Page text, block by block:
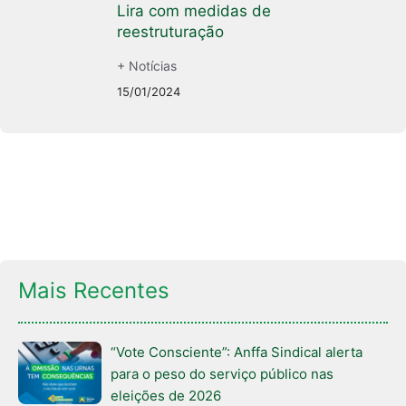
Lira com medidas de
reestruturação
+ Notícias
15/01/2024
Mais Recentes
“Vote Consciente”: Anffa Sindical alerta
para o peso do serviço público nas
eleições de 2026